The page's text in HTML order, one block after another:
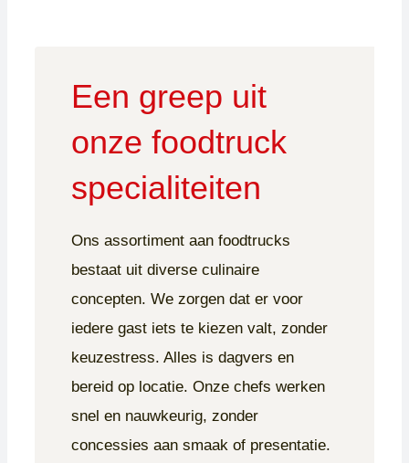
Een greep uit
onze foodtruck
specialiteiten
Ons assortiment aan foodtrucks
bestaat uit diverse culinaire
concepten. We zorgen dat er voor
iedere gast iets te kiezen valt, zonder
keuzestress. Alles is dagvers en
bereid op locatie. Onze chefs werken
snel en nauwkeurig, zonder
concessies aan smaak of presentatie.